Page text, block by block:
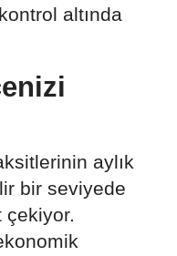
altında
aylık
bir seviyede
çekiyor.